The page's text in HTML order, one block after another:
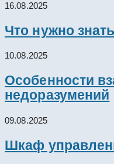
16.08.2025
Что нужно
10.08.2025
Особенности
недоразумений
09.08.2025
Шкаф